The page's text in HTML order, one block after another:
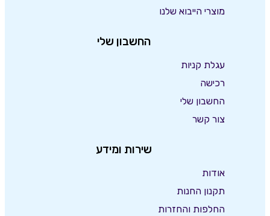
מוצרי הייבוא שלנו
החשבון שלי
עגלת קניות
רכישה
החשבון שלי
צור קשר
שירות ומידע
אודות
תקנון החנות
החלפות והחזרות